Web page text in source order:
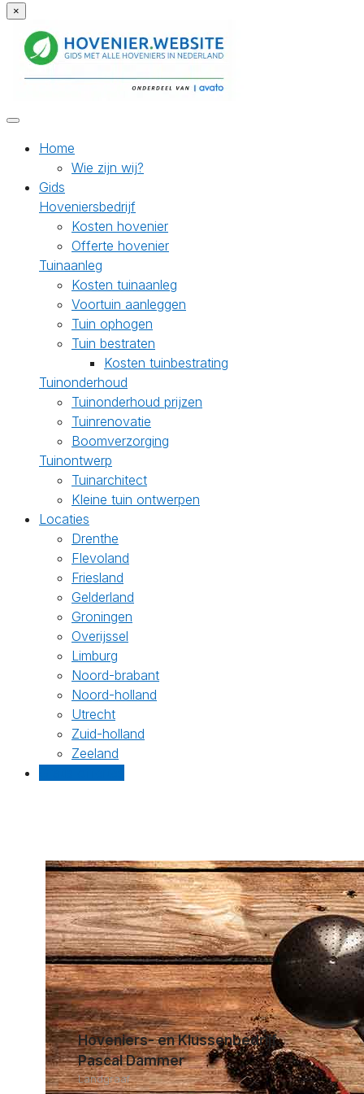
×
Home
Wie zijn wij?
Gids
Hoveniersbedrijf
Kosten hovenier
Offerte hovenier
Tuinaanleg
Kosten tuinaanleg
Voortuin aanleggen
Tuin ophogen
Tuin bestraten
Kosten tuinbestrating
Tuinonderhoud
Tuinonderhoud prijzen
Tuinrenovatie
Boomverzorging
Tuinontwerp
Tuinarchitect
Kleine tuin ontwerpen
Locaties
Drenthe
Flevoland
Friesland
Gelderland
Groningen
Overijssel
Limburg
Noord-brabant
Noord-holland
Utrecht
Zuid-holland
Zeeland
Hoveniers- en Klussenbedrijf
Pascal Dammer
Landgraaf